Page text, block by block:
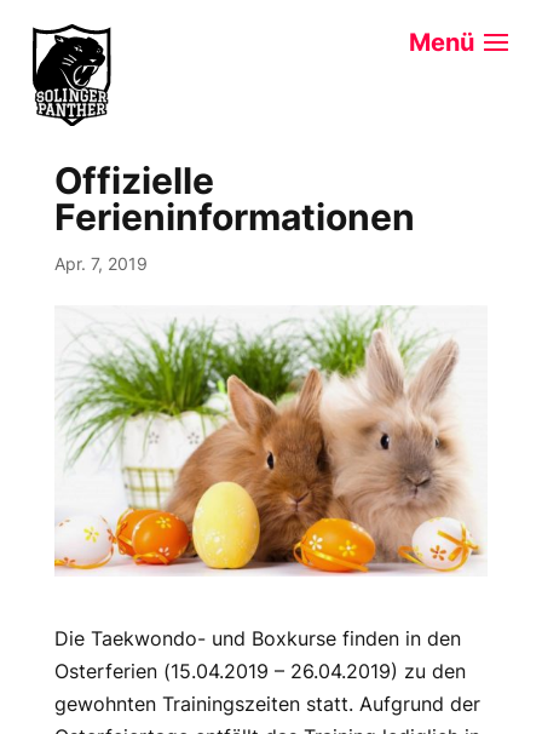
Offizielle
Ferieninformationen
Apr. 7, 2019
Die Taekwondo- und Boxkurse finden in den
Osterferien (15.04.2019 – 26.04.2019) zu den
gewohnten Trainingszeiten statt. Aufgrund der